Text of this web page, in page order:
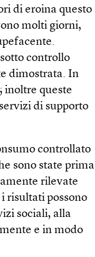
di eroina questo
molti giorni,
controllo
dimostrata. In
inoltre queste
di supporto
controllato
sono state prima
rilevate
risultati possono
sociali, alla
e in modo